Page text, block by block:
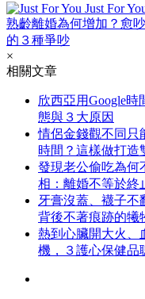
Just For
熟齡離婚為何增加？愈
的３種爭吵
×
相關文章
欣西亞用Google
態與３大原因
情侶金錢觀不同只
時間？這樣做打造
發現老公偷吃為何
相：離婚不等於終
牙膏沒蓋、襪子不
背後不著痕跡的犧
熱到心臟開大火、
機，３護心保健品